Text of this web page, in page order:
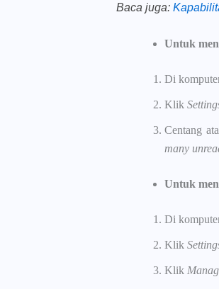
Baca juga:
Untuk
Di
Klik
Centang
many
Untuk
Di
Klik
Klik